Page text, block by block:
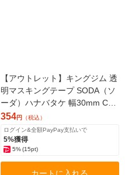
【アウトレット】キングジム 透
明マスキングテープ SODA（ソ
ーダ）ハナバタケ 幅30mm CM
T30-019 1個
354円 （税込）
ログイン&全額PayPay支払いで
5%獲得
5% (15pt)